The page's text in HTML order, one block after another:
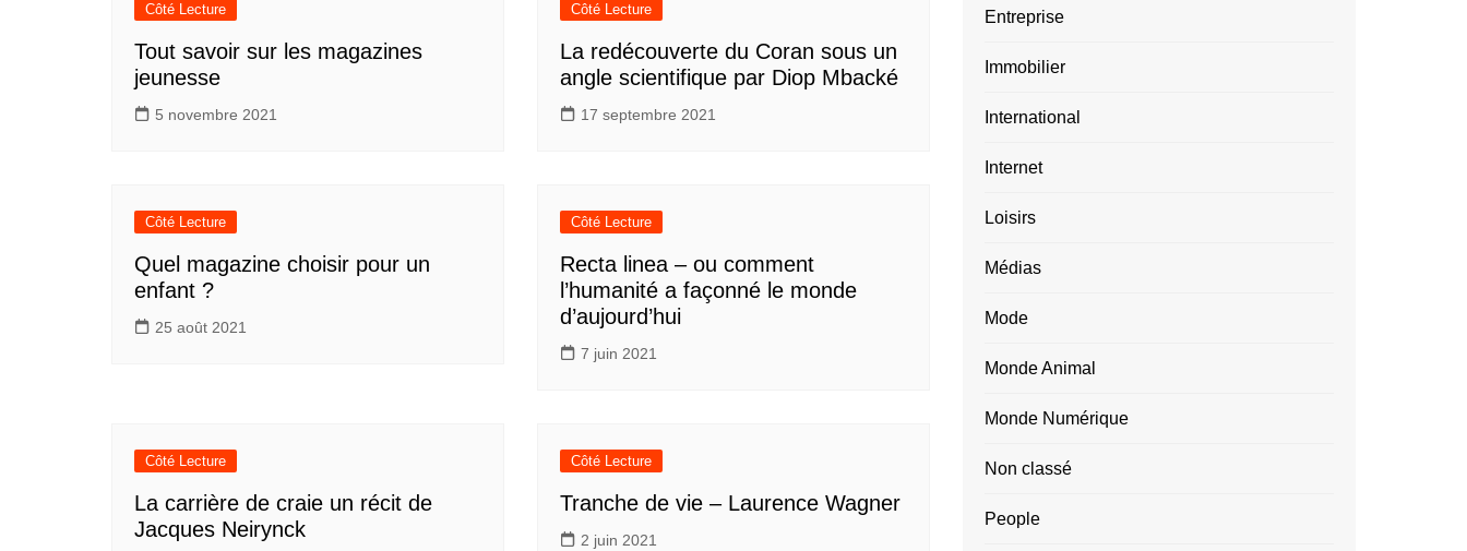
Côté Lecture
Tout savoir sur les magazines
jeunesse
5 novembre 2021
Côté Lecture
La redécouverte du Coran sous un
angle scientifique par Diop Mbacké
17 septembre 2021
Côté Lecture
Quel magazine choisir pour un
enfant ?
25 août 2021
Côté Lecture
Recta linea – ou comment
l’humanité a façonné le monde
d’aujourd’hui
7 juin 2021
Côté Lecture
La carrière de craie un récit de
Jacques Neirynck
Côté Lecture
Tranche de vie – Laurence Wagner
2 juin 2021
Entreprise
Immobilier
International
Internet
Loisirs
Médias
Mode
Monde Animal
Monde Numérique
Non classé
People